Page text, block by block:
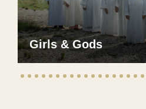
Girls & Gods